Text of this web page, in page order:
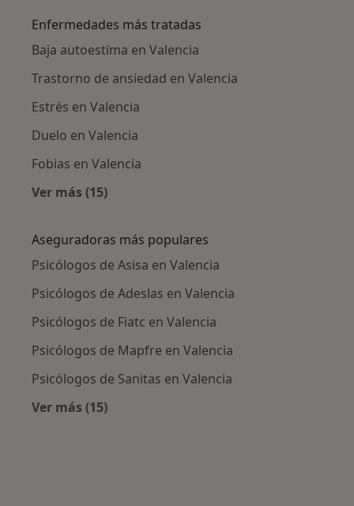
Enfermedades más tratadas
Baja autoestima en Valencia
Trastorno de ansiedad en Valencia
Estrés en Valencia
Duelo en Valencia
Fobias en Valencia
Ver más (15)
Aseguradoras más populares
Psicólogos de Asisa en Valencia
Psicólogos de Adeslas en Valencia
Psicólogos de Fiatc en Valencia
Psicólogos de Mapfre en Valencia
Psicólogos de Sanitas en Valencia
Ver más (15)